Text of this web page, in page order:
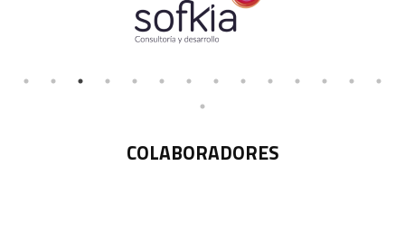
COLABORADORES